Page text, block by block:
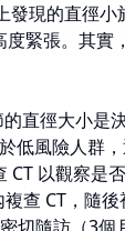
發現的直徑
度緊張。其
直徑大小是
低風險人群
以觀察是否
查 CT，隨後